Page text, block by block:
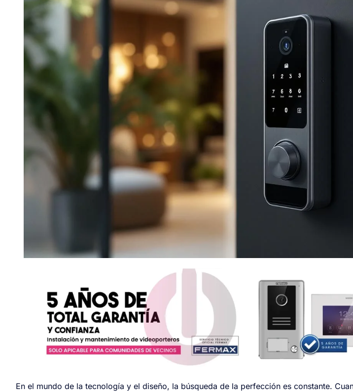
En el mundo de la tecnología y el diseño, la búsqueda de la perfección es constante.